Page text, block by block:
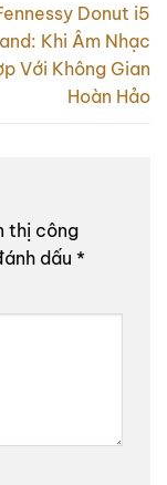
Donut i5
Khi Âm Nhạc
Với Không Gian
Hoàn Hảo
thị công
dấu *